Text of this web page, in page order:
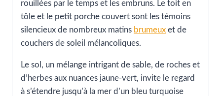
rouillées par le temps et les embruns. Le toit en
tôle et le petit porche couvert sont les témoins
silencieux de nombreux matins brumeux et de
couchers de soleil mélancoliques.
Le sol, un mélange intrigant de sable, de roches et
d’herbes aux nuances jaune-vert, invite le regard
à s’étendre jusqu’à la mer d’un bleu turquoise